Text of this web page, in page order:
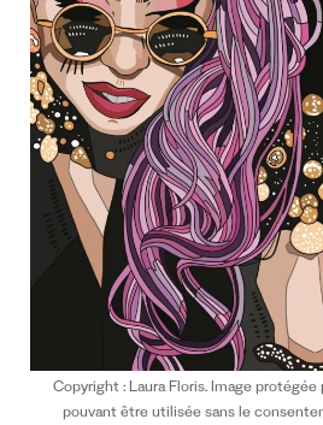
Copyright : Laura Floris. Image protégée
pouvant être utilisée sans le